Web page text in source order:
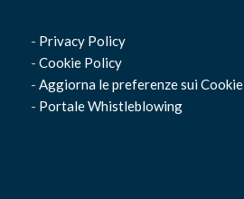
- Privacy Policy
- Cookie Policy
- Aggiorna le preferenze sui Cookie
- Portale Whistleblowing